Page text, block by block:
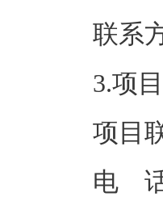
联
3.项
项目
电